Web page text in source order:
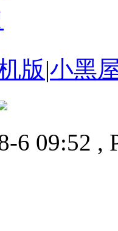
版|小黑
6 09:52 ,